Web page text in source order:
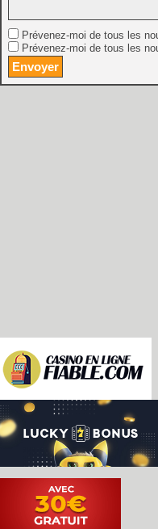
Prévenez-moi de tous les
Prévenez-moi de tous les